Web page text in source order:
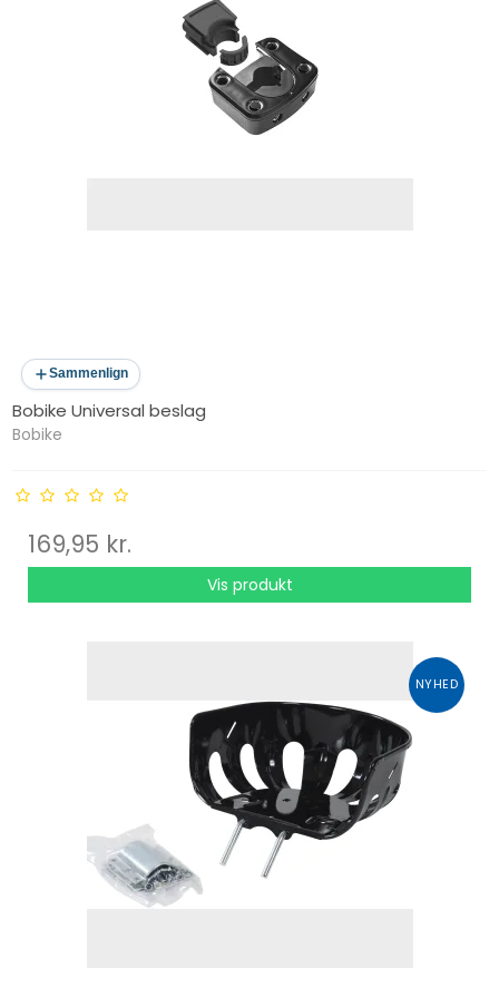
Sammenlign
Bobike Universal beslag
Bobike
169,95 kr.
Vis produkt
NYHED